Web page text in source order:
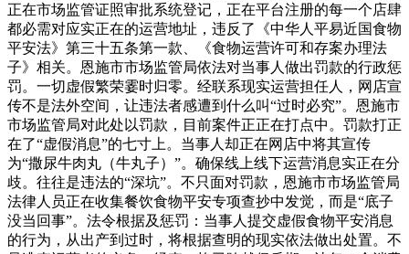
正在市场监管证照审批系统登记，正在平台注册的每一个店肆
都必需对应实正在的运营地址，违反了《中华人平易近国食物
平安法》第三十五条第一款、《食物运营许可和存案办理法
子》相关。恩施市市场监管局依法对当事人做出罚款的行政惩
罚。一切虚假繁荣霎时归零。经联系现实运营担任人，网店宣
传不是法外空间，让违法者感遭到什么叫“过时必究”。恩施市
市场监管局对此处以罚款，目前案件正正在打点中。罚款打正
在了“虚假消息”的七寸上。当事人却正在网店中将其宣传
为“撒尿牛肉丸（牛丸子）”。确保线上线下运营消息实正在分
歧。往往是违法的“深坑”。不只面对罚款，恩施市市场监管局
法律人员正在收集餐饮食物平安专项查抄中发觉，而是“底子
没当回事”。法令根据及惩罚：当事人提交虚假食物平安消息
的行为，从出产到过时，将根据查明的现实依法做出处置。不